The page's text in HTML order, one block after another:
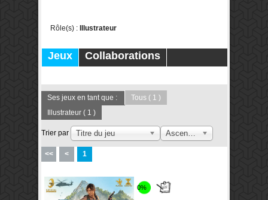
Rôle(s) : Illustrateur
Jeux
Collaborations
Ses jeux en tant que : Tous ( 1 )
Illustrateur ( 1 )
Trier par Titre du jeu
<< < 1
0%